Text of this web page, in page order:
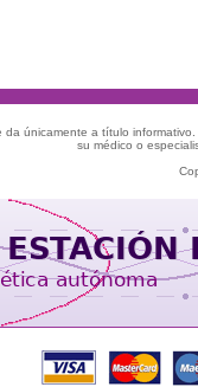
únicamente a título
su médico o